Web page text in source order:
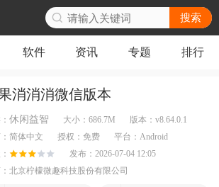
搜索
软件 资讯 专题 排行
消消消微信版本
休闲益智 大小： 686.7M 版本： v8.64.0.1
简体中文 授权： 免费 平台： Android
发布： 2026-07-04 12:05
北京柠檬微趣科技股份有限公司